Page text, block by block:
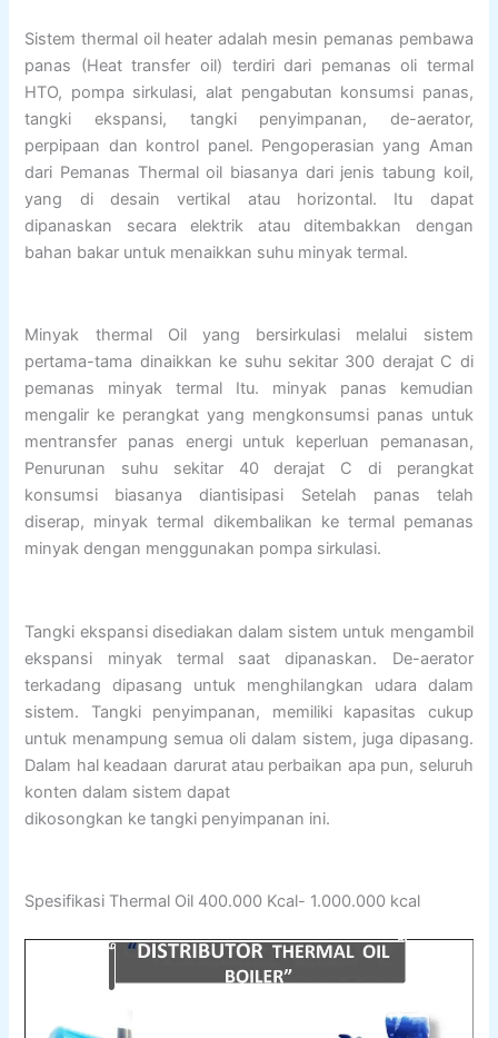
Sistem thermal oil heater adalah mesin pemanas pembawa
panas (Heat transfer oil) terdiri dari pemanas oli termal
HTO, pompa sirkulasi, alat pengabutan konsumsi panas,
tangki ekspansi, tangki penyimpanan, de-aerator,
perpipaan dan kontrol panel. Pengoperasian yang Aman
dari Pemanas Thermal oil biasanya dari jenis tabung koil,
yang di desain vertikal atau horizontal. Itu dapat
dipanaskan secara elektrik atau ditembakkan dengan
bahan bakar untuk menaikkan suhu minyak termal.
Minyak thermal Oil yang bersirkulasi melalui sistem
pertama-tama dinaikkan ke suhu sekitar 300 derajat C di
pemanas minyak termal Itu. minyak panas kemudian
mengalir ke perangkat yang mengkonsumsi panas untuk
mentransfer panas energi untuk keperluan pemanasan,
Penurunan suhu sekitar 40 derajat C di perangkat
konsumsi biasanya diantisipasi Setelah panas telah
diserap, minyak termal dikembalikan ke termal pemanas
minyak dengan menggunakan pompa sirkulasi.
Tangki ekspansi disediakan dalam sistem untuk mengambil
ekspansi minyak termal saat dipanaskan. De-aerator
terkadang dipasang untuk menghilangkan udara dalam
sistem. Tangki penyimpanan, memiliki kapasitas cukup
untuk menampung semua oli dalam sistem, juga dipasang.
Dalam hal keadaan darurat atau perbaikan apa pun, seluruh
konten dalam sistem dapat
dikosongkan ke tangki penyimpanan ini.
Spesifikasi Thermal Oil 400.000 Kcal- 1.000.000 kcal